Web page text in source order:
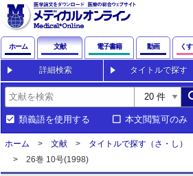
ホーム 文献 電子書籍 動画 く
詳細検索 タイトルで探す
類義語を使用する 本文閲覧可のみ
ホーム 文献 タイトルで探す（さ・し）
26巻 10号(1998)